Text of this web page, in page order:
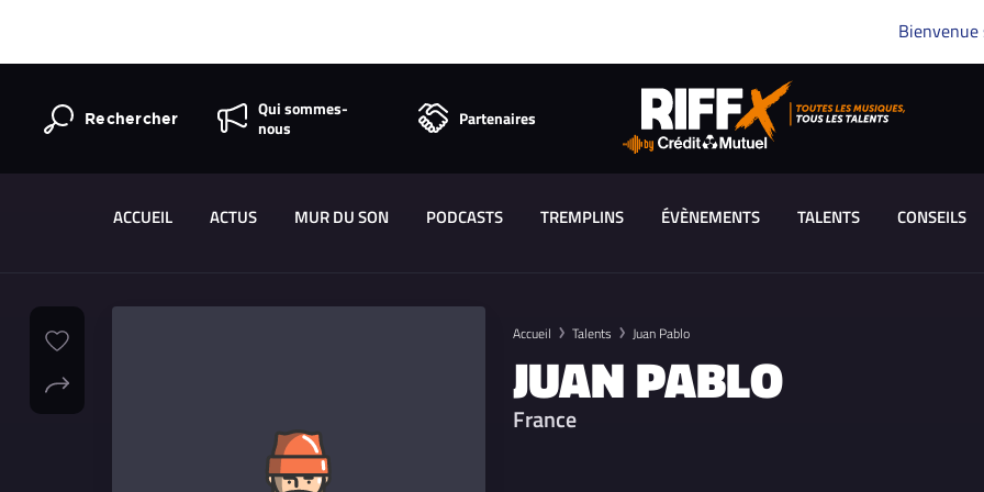
Bienvenue
Rechercher
Qui sommes-
nous
Partenaires
ACCUEIL ACTUS MUR DU SON PODCASTS TREMPLINS ÉVÈNEMENTS TALENTS CONSEILS
Accueil Talents Juan Pablo
JUAN PABLO
France